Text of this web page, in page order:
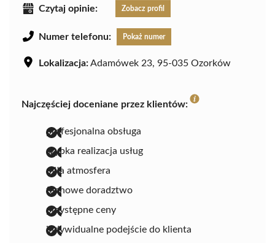
Czytaj opinie: Zobacz profil
Numer telefonu: Pokaż numer
Lokalizacja:Adamówek 23, 95-035 Ozorków
Najczęściej doceniane przez klientów:
profesjonalna obsługa
szybka realizacja usług
miła atmosfera
fachowe doradztwo
przystępne ceny
indywidualne podejście do klienta